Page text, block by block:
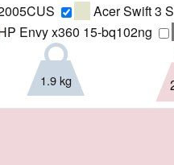
Acer Swift 3
Envy x360 15-bq102ng
1.9 kg